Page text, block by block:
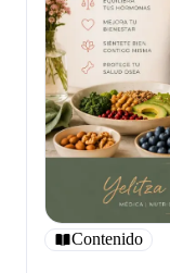
Contenido